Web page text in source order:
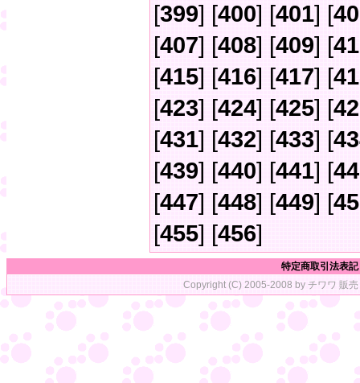
[399] [400] [401] [
[407] [408] [409] [
[415] [416] [417] [
[423] [424] [425] [
[431] [432] [433] [
[439] [440] [441] [
[447] [448] [449] [
[455] [456]
特定商取引法表記
Copyright (C) 2005-2008 by チワワ 販